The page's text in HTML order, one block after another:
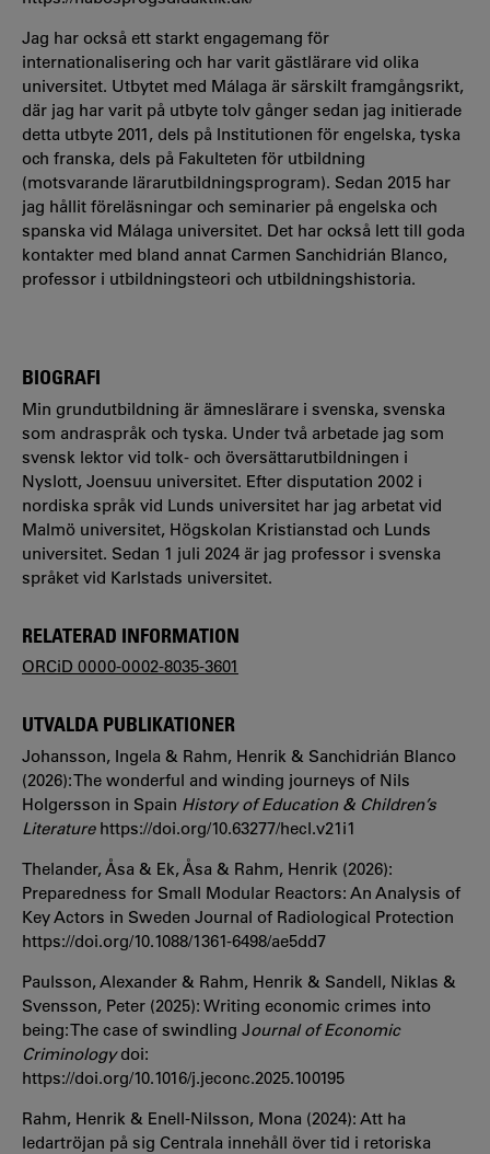
Jag har också ett starkt engagemang för
internationalisering och har varit gästlärare vid olika
universitet. Utbytet med Málaga är särskilt framgångsrikt,
där jag har varit på utbyte tolv gånger sedan jag initierade
detta utbyte 2011, dels på Institutionen för engelska, tyska
och franska, dels på Fakulteten för utbildning
(motsvarande lärarutbildningsprogram). Sedan 2015 har
jag hållit föreläsningar och seminarier på engelska och
spanska vid Málaga universitet. Det har också lett till goda
kontakter med bland annat Carmen Sanchidrián Blanco,
professor i utbildningsteori och utbildningshistoria.
BIOGRAFI
Min grundutbildning är ämneslärare i svenska, svenska
som andraspråk och tyska. Under två arbetade jag som
svensk lektor vid tolk- och översättarutbildningen i
Nyslott, Joensuu universitet. Efter disputation 2002 i
nordiska språk vid Lunds universitet har jag arbetat vid
Malmö universitet, Högskolan Kristianstad och Lunds
universitet. Sedan 1 juli 2024 är jag professor i svenska
språket vid Karlstads universitet.
RELATERAD INFORMATION
ORCiD 0000-0002-8035-3601
UTVALDA PUBLIKATIONER
Johansson, Ingela & Rahm, Henrik & Sanchidrián Blanco
(2026): The wonderful and winding journeys of Nils
Holgersson in Spain History of Education & Children’s
Literature https://doi.org/10.63277/hecl.v21i1
Thelander, Åsa & Ek, Åsa & Rahm, Henrik (2026):
Preparedness for Small Modular Reactors: An Analysis of
Key Actors in Sweden Journal of Radiological Protection
https://doi.org/10.1088/1361-6498/ae5dd7
Paulsson, Alexander & Rahm, Henrik & Sandell, Niklas &
Svensson, Peter (2025): Writing economic crimes into
being: The case of swindling Journal of Economic
Criminologydoi:
https://doi.org/10.1016/j.jeconc.2025.100195
Rahm, Henrik & Enell-Nilsson, Mona (2024): Att ha
ledartröjan på sig Centrala innehåll över tid i retoriska